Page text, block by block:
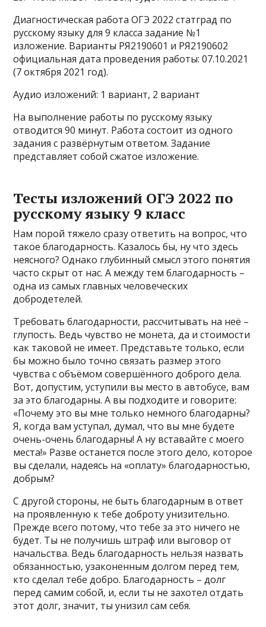
Диагностическая работа ОГЭ 2022 статград по
русскому языку для 9 класса задание №1
изложение. Варианты РЯ2190601 и РЯ2190602
официальная дата проведения работы: 07.10.2021
(7 октября 2021 год).
Аудио изложений: 1 вариант, 2 вариант
На выполнение работы по русскому языку
отводится 90 минут. Работа состоит из одного
задания с развёрнутым ответом. Задание
представляет собой сжатое изложение.
Тесты изложений ОГЭ 2022 по
русскому языку 9 класс
Нам порой тяжело сразу ответить на вопрос, что
такое благодарность. Казалось бы, ну что здесь
неясного? Однако глубинный смысл этого понятия
часто скрыт от нас. А между тем благодарность –
одна из самых главных человеческих
добродетелей.
Требовать благодарности, рассчитывать на неё –
глупость. Ведь чувство не монета, да и стоимости
как таковой не имеет. Представьте только, если
бы можно было точно связать размер этого
чувства с объёмом совершённого доброго дела.
Вот, допустим, уступили вы место в автобусе, вам
за это благодарны. А вы подходите и говорите:
«Почему это вы мне только немного благодарны?
Я, когда вам уступал, думал, что вы мне будете
очень-очень благодарны! А ну вставайте с моего
места!» Разве останется после этого дело, которое
вы сделали, надеясь на «оплату» благодарностью,
добрым?
С другой стороны, не быть благодарным в ответ
на проявленную к тебе доброту унизительно.
Прежде всего потому, что тебе за это ничего не
будет. Ты не получишь штраф или выговор от
начальства. Ведь благодарность нельзя назвать
обязанностью, узаконенным долгом перед тем,
кто сделал тебе добро. Благодарность – долг
перед самим собой, и, если ты не захотел отдать
этот долг, значит, ты унизил сам себя.